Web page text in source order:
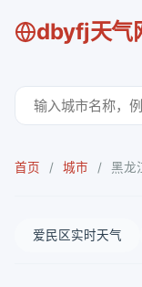
dbyfj天气
首页 / 城市 / 黑龙
爱民区实时天气